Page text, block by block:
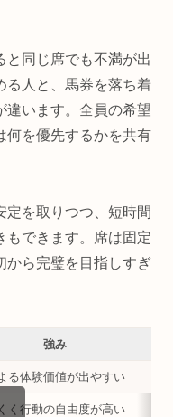
と同じ席でも不満が出
る人と、馬券を落ち着
違います。全員の希望
何を優先するかを共有
定を取りつつ、短時間
もできます。席は固定
から完璧を目指しすぎ
強み
る体験価値が出やすい
く行動の自由度が高い